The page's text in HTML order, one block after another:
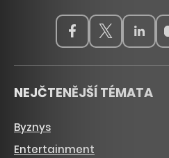
NEJČTENĚJŠÍ TÉMATA
Byznys
Entertainment